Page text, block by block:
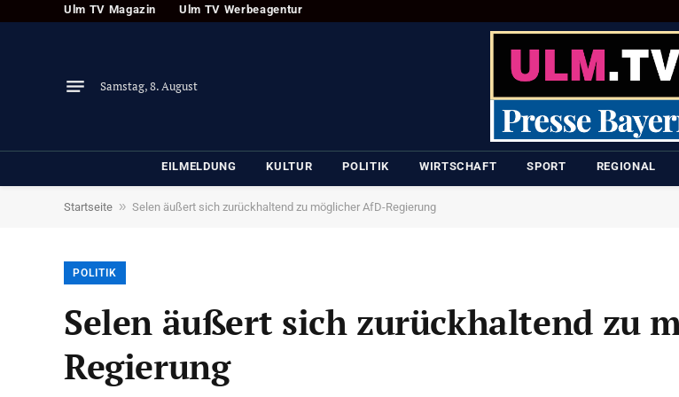
Ulm TV Magazin Ulm TV Werbeagentur
Samstag, 8. August
EILMELDUNG KULTUR POLITIK WIRTSCHAFT SPORT REGIONAL
Startseite » Selen äußert sich zurückhaltend zu möglicher AfD-Regierung
POLITIK
Selen äußert sich zurückhaltend zu
Regierung